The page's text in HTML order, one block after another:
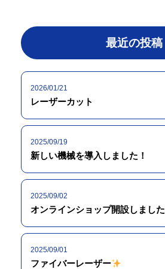
最近の投稿
2026/01/21
レーザーカット
2025/09/19
新しい機械を導入しました！
2025/09/02
オンラインショップ開設しました
2025/09/01
ファイバーレーザー